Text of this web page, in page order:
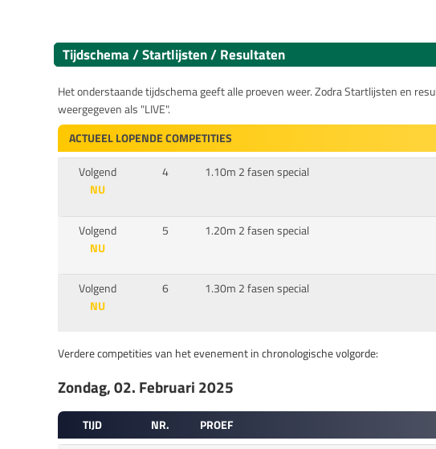
Tijdschema / Startlijsten / Resultaten
Het onderstaande tijdschema geeft alle proeven weer. Zodra Startlijsten en
weergegeven als "LIVE".
ACTUEEL LOPENDE COMPETITIES
Volgend
NU
4 1.10m 2 fasen special
Volgend
NU
5 1.20m 2 fasen special
Volgend
NU
6 1.30m 2 fasen special
Verdere competities van het evenement in chronologische volgorde:
Zondag, 02. Februari 2025
TIJD NR. PROEF